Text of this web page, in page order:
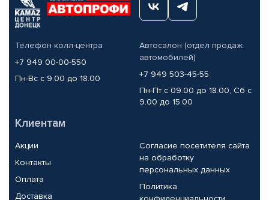
Телефон колл-центра
+7 949 00-00-550
Пн-Вс с 9.00 до 18.00
Автосалон (отдел продаж
автомобилей)
+7 949 503-45-55
Пн-Пт с 09.00 до 18.00, Сб с
9.00 до 15.00
Клиентам
Акции
Контакты
Оплата
Доставка
Согласие посетителя сайта
на обработку
персональных данных
Политика